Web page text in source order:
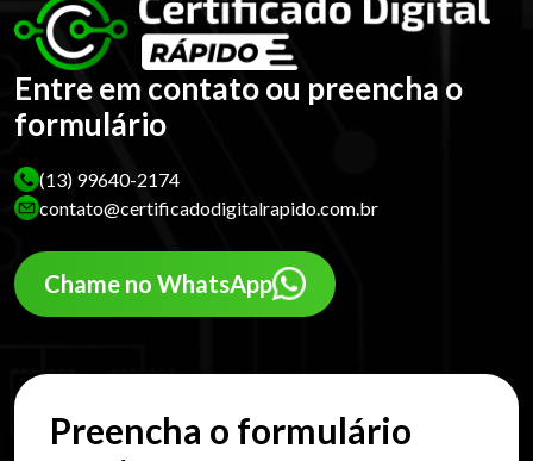
Entre em contato ou preencha o
formulário
(13) 99640-2174
contato@certificadodigitalrapido.com.br
Chame no WhatsApp
Preencha o formulário